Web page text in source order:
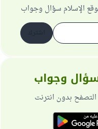
الإسلام سؤال وجواب
وجواب
بدون انترنت